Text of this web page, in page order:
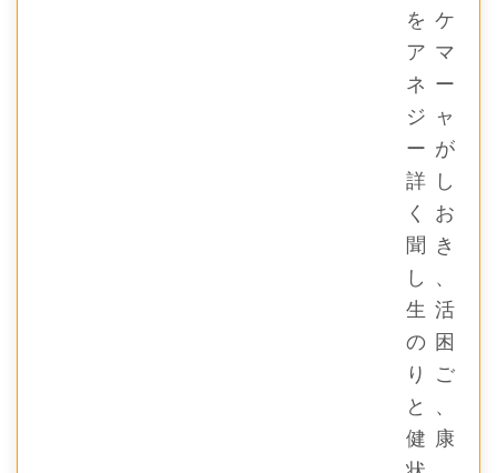
をケ
アマ
ネー
ジャ
ーが
詳し
くお
聞き
し、
生活
の困
りご
と、
健康